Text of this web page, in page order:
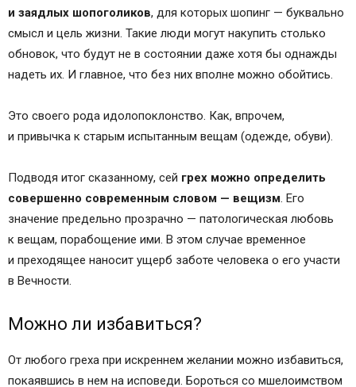
и заядлых шопоголиков, для которых шопинг — буквально
смысл и цель жизни. Такие люди могут накупить столько
обновок, что будут не в состоянии даже хотя бы однажды
надеть их. И главное, что без них вполне можно обойтись.
Это своего рода идолопоклонство. Как, впрочем,
и привычка к старым испытанным вещам (одежде, обуви).
Подводя итог сказанному, сей грех можно определить
совершенно современным словом — вещизм. Его
значение предельно прозрачно — патологическая любовь
к вещам, порабощение ими. В этом случае временное
и преходящее наносит ущерб заботе человека о его участи
в Вечности.
Можно ли избавиться?
От любого греха при искреннем желании можно избавиться,
покаявшись в нем на исповеди. Бороться со мшелоимством